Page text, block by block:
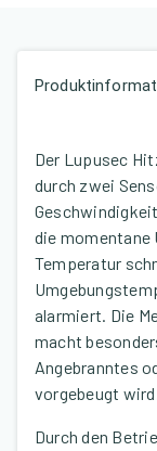
Der Lupusec
durch zwei
die momentane
Temperatur
alarmiert. Die
macht
Angebranntes
vorgebeugt
Durch den